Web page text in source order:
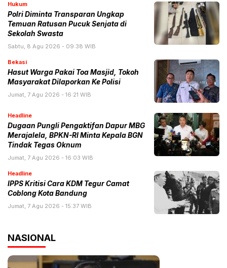
Hukum
Polri Diminta Transparan Ungkap
Temuan Ratusan Pucuk Senjata di
Sekolah Swasta
Sabtu, 8 Agu 2026 - 09:38 WIB
Bekasi
Hasut Warga Pakai Toa Masjid, Tokoh
Masyarakat Dilaporkan Ke Polisi
Jumat, 7 Agu 2026 - 16:21 WIB
Headline
Dugaan Pungli Pengaktifan Dapur MBG
Merajalela, BPKN-RI Minta Kepala BGN
Tindak Tegas Oknum
Jumat, 7 Agu 2026 - 16:03 WIB
Headline
IPPS Kritisi Cara KDM Tegur Camat
Coblong Kota Bandung
Jumat, 7 Agu 2026 - 15:37 WIB
NASIONAL